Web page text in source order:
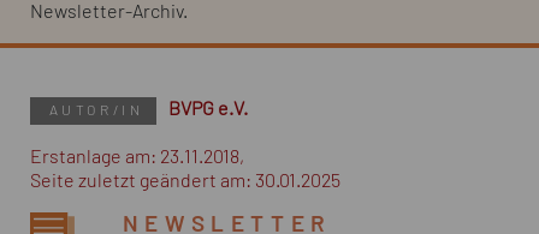
Newsletter-Archiv.
AUTOR/IN BVPG e.V.
Erstanlage am: 23.11.2018,
Seite zuletzt geändert am: 30.01.2025
NEWSLETTER